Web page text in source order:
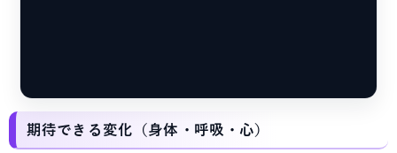
期待できる変化（身体・呼吸・心）